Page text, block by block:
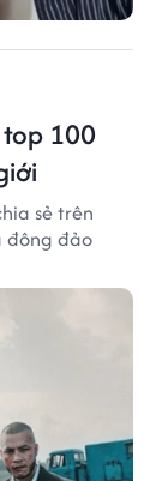
100
sẻ trên
đông đảo